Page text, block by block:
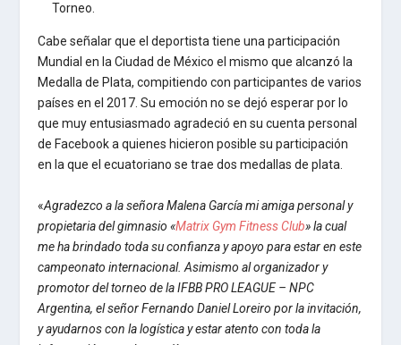
Torneo.
Cabe señalar que el deportista tiene una participación
Mundial en la Ciudad de México el mismo que alcanzó la
Medalla de Plata, compitiendo con participantes de varios
países en el 2017. Su emoción no se dejó esperar por lo
que muy entusiasmado agradeció en su cuenta personal
de Facebook a quienes hicieron posible su participación
en la que el ecuatoriano se trae dos medallas de plata.
«Agradezco a la señora Malena García mi amiga personal y
propietaria del gimnasio «Matrix Gym Fitness Club» la cual
me ha brindado toda su confianza y apoyo para estar en este
campeonato internacional. Asimismo al organizador y
promotor del torneo de la IFBB PRO LEAGUE – NPC
Argentina, el señor Fernando Daniel Loreiro por la invitación,
y ayudarnos con la logística y estar atento con toda la